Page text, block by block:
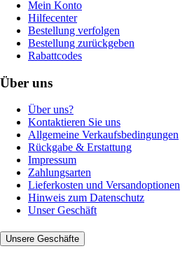
Mein Konto
Hilfecenter
Bestellung verfolgen
Bestellung zurückgeben
Rabattcodes
Über uns
Über uns?
Kontaktieren Sie uns
Allgemeine Verkaufsbedingungen
Rückgabe & Erstattung
Impressum
Zahlungsarten
Lieferkosten und Versandoptionen
Hinweis zum Datenschutz
Unser Geschäft
Unsere Geschäfte